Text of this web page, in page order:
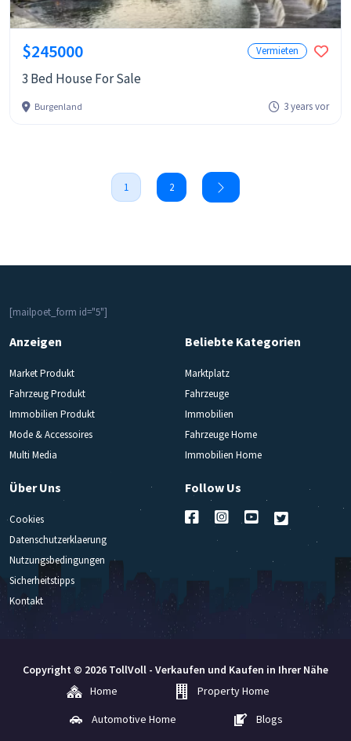
$245000 Vermieten
3 Bed House For Sale
Burgenland 3 years vor
1 2
[mailpoet_form id="5"]
Anzeigen
Market Produkt
Fahrzeug Produkt
Immobilien Produkt
Mode & Accessoires
Multi Media
Beliebte Kategorien
Marktplatz
Fahrzeuge
Immobilien
Fahrzeuge Home
Immobilien Home
Über Uns
Cookies
Datenschutzerklaerung
Nutzungsbedingungen
Sicherheitstipps
Kontakt
Follow Us
Copyright © 2026 TollVoll - Verkaufen und Kaufen in Ihrer Nähe
Home
Property Home
Automotive Home
Blogs